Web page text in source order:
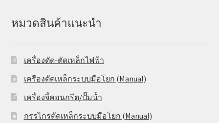
หมวดสินค้าแนะนำ
เครื่องดัด-ตัดเหล็กไฟฟ้า
เครืองดัดเหล็กระบบมือโยก (Manual)
เครื่องจี้คอนกรีต/ปั๊มน้ำ
กรรไกรตัดเหล็กระบบมือโยก (Manual)